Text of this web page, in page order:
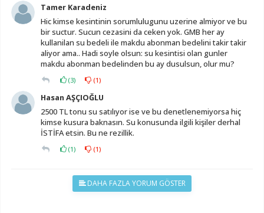
Tamer Karadeniz
Hic kimse kesintinin sorumlulugunu uzerine almiyor ve bu
bir suctur. Sucun cezasini da ceken yok. GMB her ay
kullanilan su bedeli ile makdu abonman bedelini takir takir
aliyor ama.. Hadi soyle olsun: su kesintisi olan gunler
makdu abonman bedelinden bu ay dusulsun, olur mu?
(3) (1)
Hasan AŞÇIOĞLU
2500 TL tonu su satılıyor ise ve bu denetlenemiyorsa hiç
kimse kusura baknasın. Su konusunda ilgili kişiler derhal
İSTİFA etsin. Bu ne rezillik.
(1) (1)
DAHA FAZLA YORUM GÖSTER